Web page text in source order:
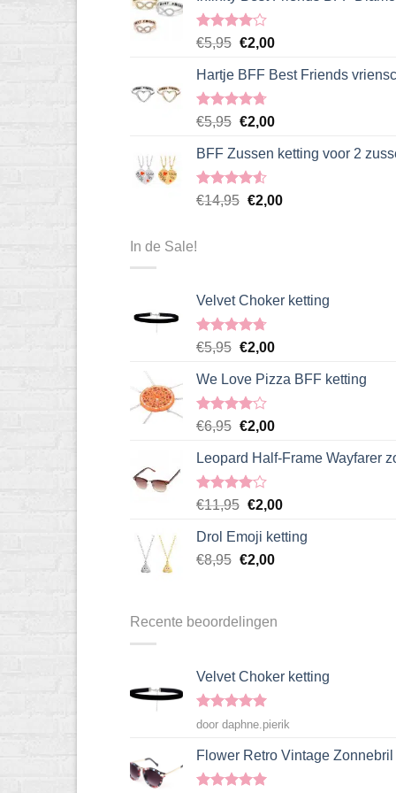
Gewaardeerd
5
€5,95 Oorspronkelijke
was:
€5,95.
€2,00Huidige
is:
Hartje BFF Best Friends
Gewaardeerd
€5,95 Oorspronkelijke
was:
€5,95.
€2,00Huidige
is:
BFF Zussen ketting voor 2
Gewaardeerd
€14,95 Oorspronkelijke
€2,00Huidige
In de Sale!
Velvet Choker ketting
Gewaardeerd
€5,95 Oorspronkelijke
was:
€5,95.
€2,00Huidige
is:
We Love Pizza BFF ketting
Gewaardeerd
5
€6,95 Oorspronkelijke
was:
€6,95.
€2,00Huidige
is:
Leopard Half-Frame Wayfarer
Gewaardeerd
5
€11,95 Oorspronkelijke
was:
€11,95.
€2,00Huidige
is:
Drol Emoji ketting
€8,95 Oorspronkelijke
€8,95.
€2,00Huidige
Recente beoordelingen
Velvet Choker ketting
Gewaardeerd
uit 5
door daphne.pierik
Flower Retro Vintage Zonnebril